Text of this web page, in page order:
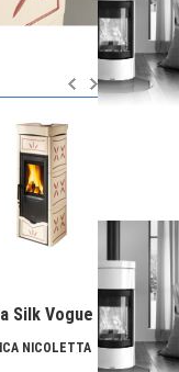
Silk Vogue
NICOLETTA